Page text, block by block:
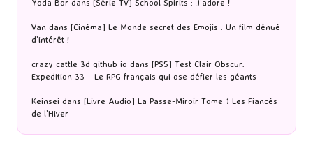
Yoda Bor dans [Série TV] School Spirits : J’adore !
Van dans [Cinéma] Le Monde secret des Emojis : Un film dénué
d’intérêt !
crazy cattle 3d github io dans [PS5] Test Clair Obscur:
Expedition 33 – Le RPG français qui ose défier les géants
Keinsei dans [Livre Audio] La Passe-Miroir Tome 1 Les Fiancés
de l’Hiver